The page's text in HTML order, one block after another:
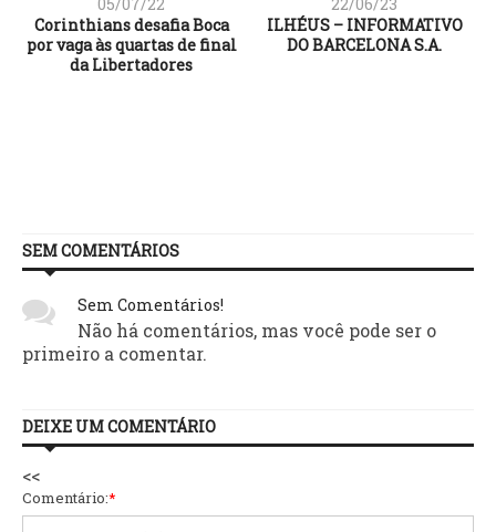
Corinthians desafia Boca
por vaga às quartas de final
da Libertadores
ILHÉUS – INFORMATIVO
DO BARCELONA S.A.
SEM COMENTÁRIOS
Sem Comentários!
Não há comentários, mas você pode ser o
primeiro a comentar.
DEIXE UM COMENTÁRIO
<<
Comentário:*